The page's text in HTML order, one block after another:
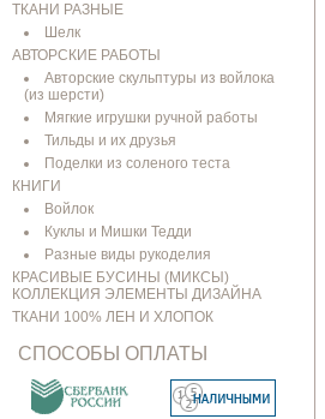
ТКАНИ РАЗНЫЕ
Шелк
АВТОРСКИЕ РАБОТЫ
Авторские скульптуры из войлока
(из шерсти)
Мягкие игрушки ручной работы
Тильды и их друзья
Поделки из соленого теста
КНИГИ
Войлок
Куклы и Мишки Тедди
Разные виды рукоделия
КРАСИВЫЕ БУСИНЫ (МИКСЫ)
КОЛЛЕКЦИЯ ЭЛЕМЕНТЫ ДИЗАЙНА
ТКАНИ 100% ЛЕН И ХЛОПОК
СПОСОБЫ ОПЛАТЫ